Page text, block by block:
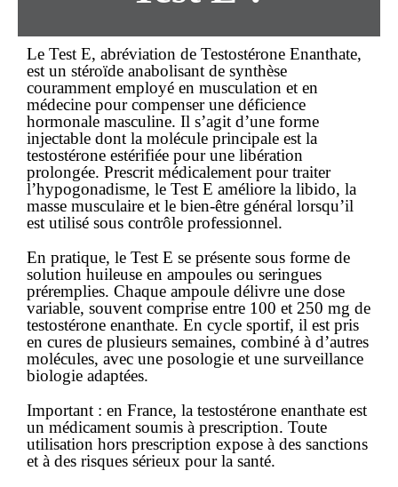
Le Test E, abréviation de Testostérone Enanthate,
est un stéroïde anabolisant de synthèse
couramment employé en musculation et en
médecine pour compenser une déficience
hormonale masculine. Il s’agit d’une forme
injectable dont la molécule principale est la
testostérone estérifiée pour une libération
prolongée. Prescrit médicalement pour traiter
l’hypogonadisme, le Test E améliore la libido, la
masse musculaire et le bien-être général lorsqu’il
est utilisé sous contrôle professionnel.
En pratique, le Test E se présente sous forme de
solution huileuse en ampoules ou seringues
préremplies. Chaque ampoule délivre une dose
variable, souvent comprise entre 100 et 250 mg de
testostérone enanthate. En cycle sportif, il est pris
en cures de plusieurs semaines, combiné à d’autres
molécules, avec une posologie et une surveillance
biologie adaptées.
Important : en France, la testostérone enanthate est
un médicament soumis à prescription. Toute
utilisation hors prescription expose à des sanctions
et à des risques sérieux pour la santé.